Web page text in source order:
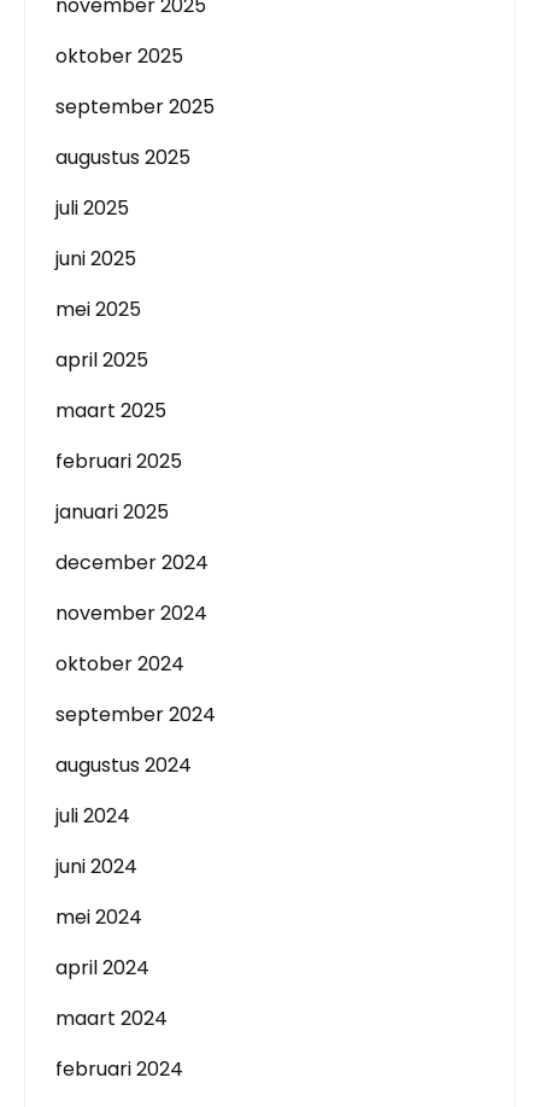
oktober 2025
september 2025
augustus 2025
juli 2025
juni 2025
mei 2025
april 2025
maart 2025
februari 2025
januari 2025
december 2024
november 2024
oktober 2024
september 2024
augustus 2024
juli 2024
juni 2024
mei 2024
april 2024
maart 2024
februari 2024